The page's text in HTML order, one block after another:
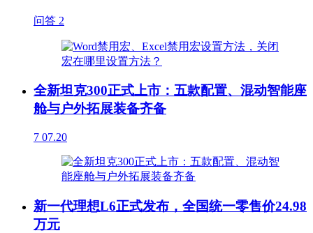
问答 2
全新坦克300正式上市：五款配置、混动智能座
舱与户外拓展装备齐备
7 07.20
新一代理想L6正式发布，全国统一零售价24.98
万元